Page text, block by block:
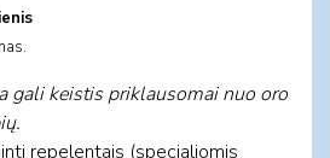
gali keistis priklausomai nuo oro
repelentais (specialiomis